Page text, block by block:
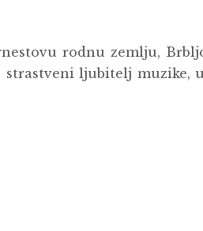
rodnu zemlju,
ljubitelj muzike,